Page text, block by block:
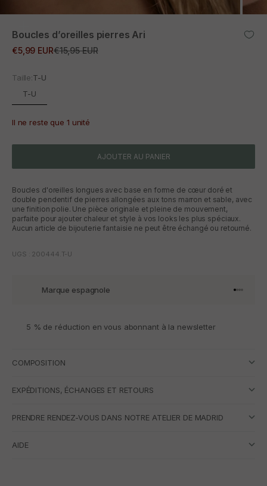
Boucles d’oreilles pierres Ari
Prix promotionnel
€5,99 EURPrix normal
€15,95 EUR
Taille:T-U
T-U
Il ne reste que 1 unité
AJOUTER AU PANIER
Boucles d'oreilles longues avec base en forme de cœur doré et
double pendentif de pierres allongées aux tons marron et sable, avec
une finition polie. Une pièce originale et pleine de mouvement,
parfaite pour ajouter chaleur et style à vos looks les plus spéciaux.
Aucun article de bijouterie fantaisie ne peut être échangé ou retourné.
UGS : 200444.T-U
Marque espagnole Aller à
Aller à
Aller à
Aller
5 % de réduction en vous abonnant à la newsletter
COMPOSITION
EXPÉDITIONS, ÉCHANGES ET RETOURS
PRENDRE RENDEZ-VOUS DANS NOTRE ATELIER DE MADRID
AIDE